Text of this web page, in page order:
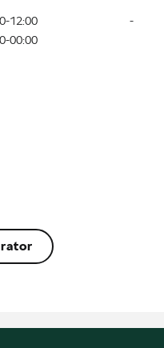
12:00
00:00
-